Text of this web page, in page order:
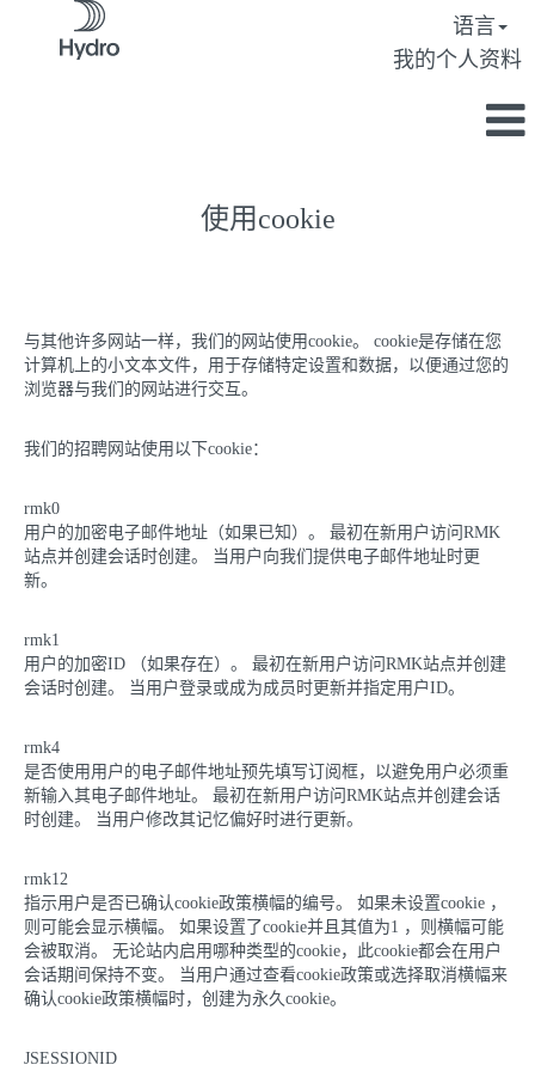
语言
我的个人资料
使用cookie
与其他许多网站一样，我们的网站使用cookie。 cookie是存储在您
计算机上的小文本文件，用于存储特定设置和数据，以便通过您的
浏览器与我们的网站进行交互。
我们的招聘网站使用以下cookie：
rmk0
用户的加密电子邮件地址（如果已知）。 最初在新用户访问RMK
站点并创建会话时创建。 当用户向我们提供电子邮件地址时更
新。
rmk1
用户的加密ID （如果存在）。 最初在新用户访问RMK站点并创建
会话时创建。 当用户登录或成为成员时更新并指定用户ID。
rmk4
是否使用用户的电子邮件地址预先填写订阅框，以避免用户必须重
新输入其电子邮件地址。 最初在新用户访问RMK站点并创建会话
时创建。 当用户修改其记忆偏好时进行更新。
rmk12
指示用户是否已确认cookie政策横幅的编号。 如果未设置cookie ，
则可能会显示横幅。 如果设置了cookie并且其值为1 ，则横幅可能
会被取消。 无论站内启用哪种类型的cookie，此cookie都会在用户
会话期间保持不变。 当用户通过查看cookie政策或选择取消横幅来
确认cookie政策横幅时，创建为永久cookie。
JSESSIONID